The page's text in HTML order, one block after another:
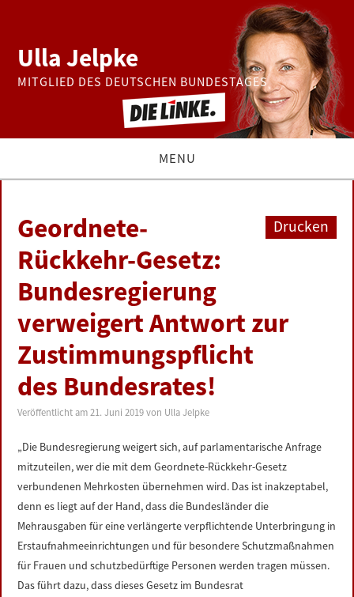
Ulla Jelpke
MITGLIED DES DEUTSCHEN BUNDESTAGES
MENU
BUNDESTAG
PRESSE
ZUR PERSON
LINKS
DATENSCHUTZERKLÄRUNG
IMPRESSUM
Drucken
Geordnete-
Rückkehr-Gesetz:
Bundesregierung
verweigert Antwort zur
Zustimmungspflicht
des Bundesrates!
Veröffentlicht am21. Juni 2019 von Ulla Jelpke
„Die Bundesregierung weigert sich, auf parlamentarische Anfrage
mitzuteilen, wer die mit dem Geordnete-Rückkehr-Gesetz
verbundenen Mehrkosten übernehmen wird. Das ist inakzeptabel,
denn es liegt auf der Hand, dass die Bundesländer die
Mehrausgaben für eine verlängerte verpflichtende Unterbringung in
Erstaufnahmeeinrichtungen und für besondere Schutzmaßnahmen
für Frauen und schutzbedürftige Personen werden tragen müssen.
Das führt dazu, dass dieses Gesetz im Bundesrat